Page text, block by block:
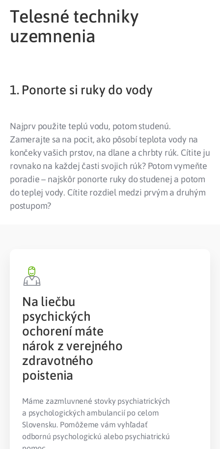
Telesné techniky
uzemnenia
1. Ponorte si ruky do vody
Najprv použite teplú vodu, potom studenú.
Zamerajte sa na pocit, ako pôsobí teplota vody na
končeky vašich prstov, na dlane a chrbty rúk. Cítite ju
rovnako na každej časti svojich rúk? Potom vymeňte
poradie – najskôr ponorte ruky do studenej a potom
do teplej vody. Cítite rozdiel medzi prvým a druhým
postupom?
Na liečbu
psychických
ochorení máte
nárok z verejného
zdravotného
poistenia
Máme zazmluvnené stovky psychiatrických
a psychologických ambulancií po celom
Slovensku. Pomôžeme vám vyhľadať
odbornú psychologickú alebo psychiatrickú